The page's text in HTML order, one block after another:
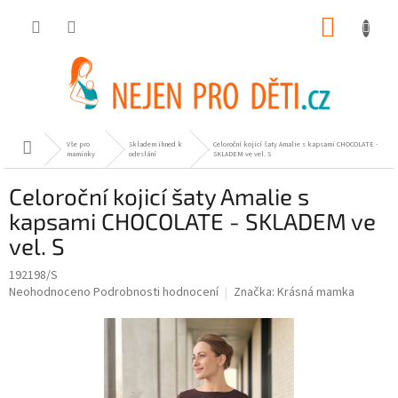
Domů
Vše pro
maminky
Skladem ihned k
odeslání
Celoroční kojicí šaty Amalie s kapsami CHOCOLATE -
SKLADEM ve vel. S
Celoroční kojicí šaty Amalie s
kapsami CHOCOLATE - SKLADEM ve
vel. S
192198/S
Průměrné
Neohodnoceno Podrobnosti hodnocení Značka: Krásná mamka